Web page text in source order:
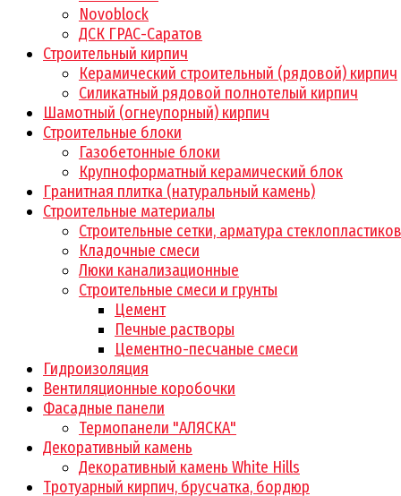
Novoblock
ДСК ГРАС-Саратов
Строительный кирпич
Керамический строительный (рядовой) кирпич
Силикатный рядовой полнотелый кирпич
Шамотный (огнеупорный) кирпич
Строительные блоки
Газобетонные блоки
Крупноформатный керамический блок
Гранитная плитка (натуральный камень)
Строительные материалы
Строительные сетки, арматура
Кладочные смеси
Люки канализационные
Строительные смеси и грунты
Цемент
Печные растворы
Цементно-песчаные смеси
Гидроизоляция
Вентиляционные коробочки
Фасадные панели
Термопанели "АЛЯСКА"
Декоративный камень
Декоративный камень White Hills
Тротуарный кирпич, брусчатка, бордюр